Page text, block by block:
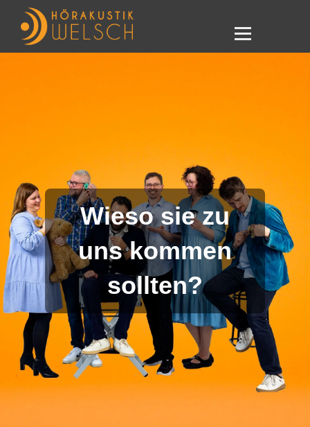
Wieso sie zu
uns kommen
sollten?